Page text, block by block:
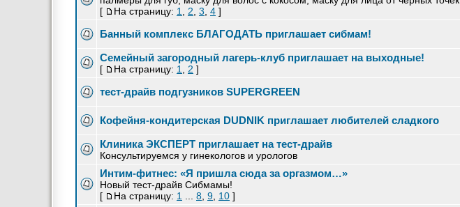
[
На страницу: 1 2 3 4 ]
Банный комплекс БЛАГОДАТЬ приглашает сибмам!
Семейный загородный лагерь-клуб приглашает на выходные!
[ На страницу: 1 2 ]
тест-драйв подгузников SUPERGREEN
Кофейня-кондитерская DUDNIK приглашает любителей сладкого
Клиника ЭКСПЕРТ приглашает на тест-драйв
Консультируемся у гинекологов и урологов
Интим-фитнес: «Я пришла сюда за оргазмом…»
Новый тест-драйв Сибмамы!
[
На страницу: 1 8 9 10 ]